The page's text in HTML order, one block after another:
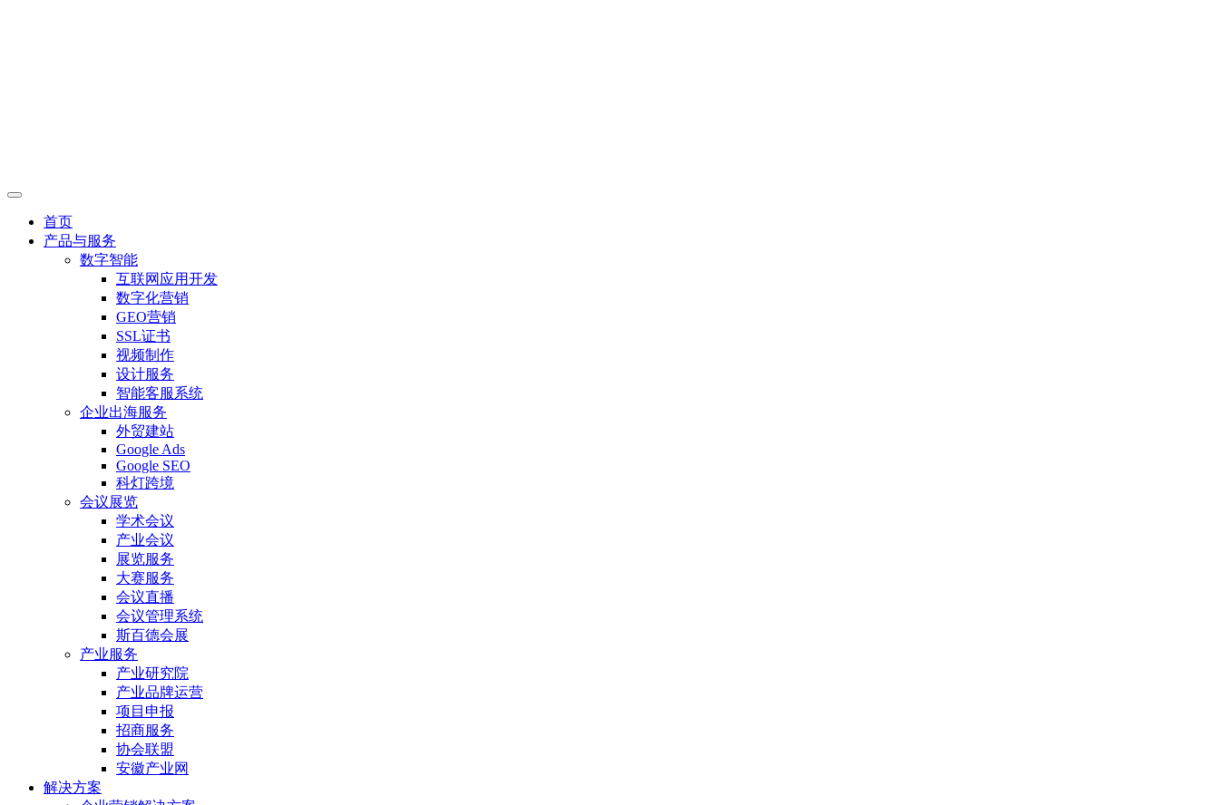
首页
产品与服务
数字智能
互联网应用开发
数字化营销
GEO营销
SSL证书
视频制作
设计服务
智能客服系统
企业出海服务
外贸建站
Google Ads
Google SEO
科灯跨境
会议展览
学术会议
产业会议
展览服务
大赛服务
会议直播
会议管理系统
斯百德会展
产业服务
产业研究院
产业品牌运营
项目申报
招商服务
协会联盟
安徽产业网
解决方案